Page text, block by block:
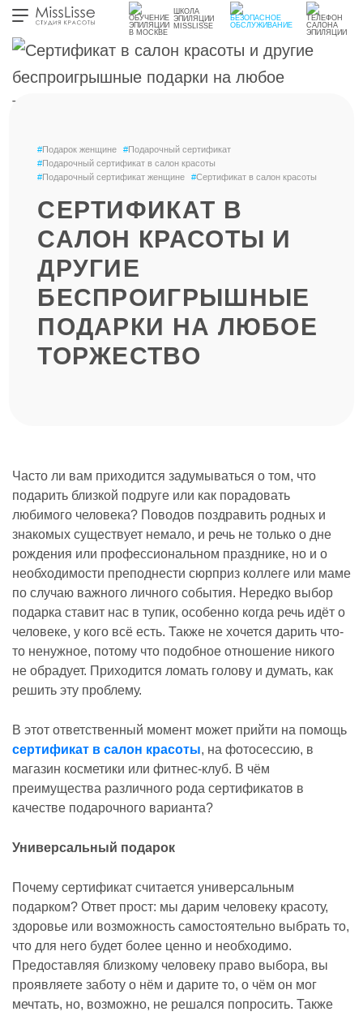
ШКОЛА
ЭПИЛЯЦИИ
MISSLISSE
#Подарок женщине #Подарочный сертификат
#Подарочный сертификат в салон красоты
#Подарочный сертификат женщине #Сертификат в салон красоты
СЕРТИФИКАТ В
САЛОН КРАСОТЫ И
ДРУГИЕ
БЕСПРОИГРЫШНЫЕ
ПОДАРКИ НА ЛЮБОЕ
ТОРЖЕСТВО
Часто ли вам приходится задумываться о том, что
подарить близкой подруге или как порадовать
любимого человека? Поводов поздравить родных и
знакомых существует немало, и речь не только о дне
рождения или профессиональном празднике, но и о
необходимости преподнести сюрприз коллеге или маме
по случаю важного личного события. Нередко выбор
подарка ставит нас в тупик, особенно когда речь идёт о
человеке, у кого всё есть. Также не хочется дарить что-
то ненужное, потому что подобное отношение никого
не обрадует. Приходится ломать голову и думать, как
решить эту проблему.
В этот ответственный момент может прийти на помощь
сертификат в салон красоты, на фотосессию, в
магазин косметики или фитнес-клуб. В чём
преимущества различного рода сертификатов в
качестве подарочного варианта?
Универсальный подарок
Почему сертификат считается универсальным
подарком? Ответ прост: мы дарим человеку красоту,
здоровье или возможность самостоятельно выбрать то,
что для него будет более ценно и необходимо.
Предоставляя близкому человеку право выбора, вы
проявляете заботу о нём и дарите то, о чём он мог
мечтать, но, возможно, не решался попросить. Также